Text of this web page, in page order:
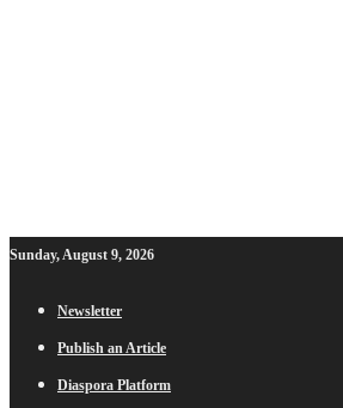
Sunday, August 9, 2026
Newsletter
Publish an Article
Diaspora Platform